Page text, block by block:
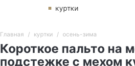
куртки
Главная куртки осень-зима
Короткое пальто на
подстежке с мехом